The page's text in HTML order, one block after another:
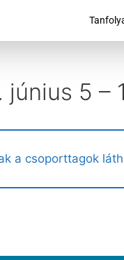
5 –
a csoporttagok